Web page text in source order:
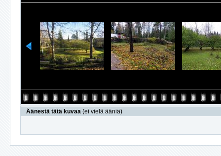
Äänestä tätä kuvaa (ei vielä ääniä)